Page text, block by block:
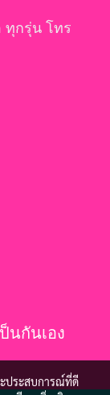
ทุกรุ่น โทร
นกันเอง
ประสบการณ์ที่ดี